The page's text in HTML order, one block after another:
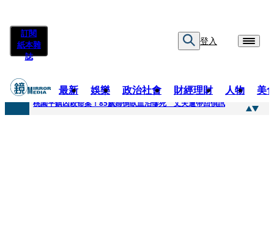
訂閱
紙本雜
誌
登入
最新 娛樂 政治社會 財經理財 人物 美
快訊
桃園平鎮凶殺命案！85歲婦倒臥血泊慘死 丈夫遭帶回偵訊